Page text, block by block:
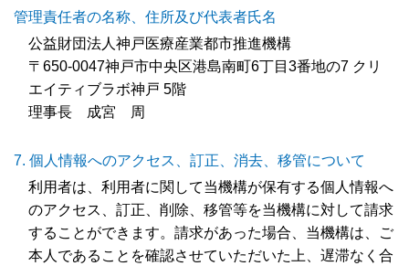
管理責任者の名称、住所及び代表者氏名
公益財団法人神戸医療産業都市推進機構
〒650-0047神戸市中央区港島南町6丁目3番地の7 クリ
エイティブラボ神戸 5階
理事長 成宮 周
個人情報へのアクセス、訂正、消去、移管について
利用者は、利用者に関して当機構が保有する個人情報へ
のアクセス、訂正、削除、移管等を当機構に対して請求
することができます。請求があった場合、当機構は、ご
本人であることを確認させていただいた上、遅滞なく合